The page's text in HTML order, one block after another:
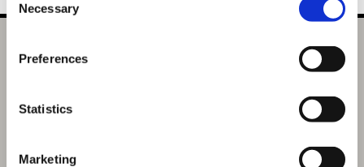
Selection
Necessary
Preferences
Statistics
Marketing
モンスターハンター デフォルメぬいぐるみ 祖龍 ミラボレア
ス
4,400円
(税込)
220ポイント付与